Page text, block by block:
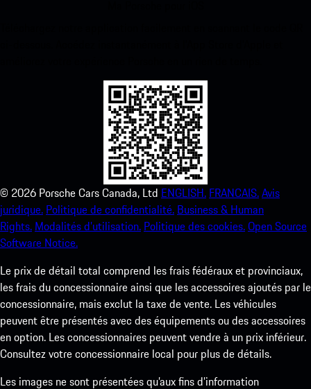
© 2026 Porsche Cars Canada, Ltd ENGLISH. FRANCAIS.Avis
juridique. Politique de confidentialité. Business & Human
Rights. Modalités d’utilisation. Politique des cookies.Open Source
Software Notice.
Le prix de détail total comprend les frais fédéraux et provinciaux,
les frais du concessionnaire ainsi que les accessoires ajoutés par le
concessionnaire, mais exclut la taxe de vente. Les véhicules
peuvent être présentés avec des équipements ou des accessoires
en option. Les concessionnaires peuvent vendre à un prix inférieur.
Consultez votre concessionnaire local pour plus de détails.
Les images ne sont présentées qu’aux fins d’information